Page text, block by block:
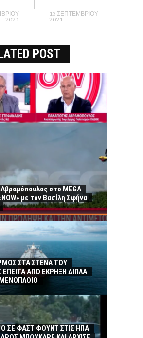
2021
13 ΣΕΠΤΕΜΒΡΊΟΥ
2021
POST
στο MEGA
με τον Βασίλη Σφήνα
ΣΤΑ ΣΤΕΝΑ ΤΟΥ
ΑΠΟ ΕΚΡΗΞΗ ΔΙΠΛΑ
ΣΕ ΦΑΣΤ ΦΟΥΝΤ ΣΤΙΣ ΗΠΑ